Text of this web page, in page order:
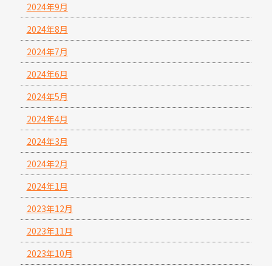
2024年9月
2024年8月
2024年7月
2024年6月
2024年5月
2024年4月
2024年3月
2024年2月
2024年1月
2023年12月
2023年11月
2023年10月